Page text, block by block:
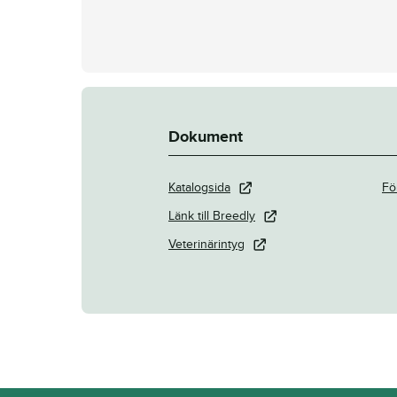
Dokument
Katalogsida
Länk till Breedly
Veterinärintyg